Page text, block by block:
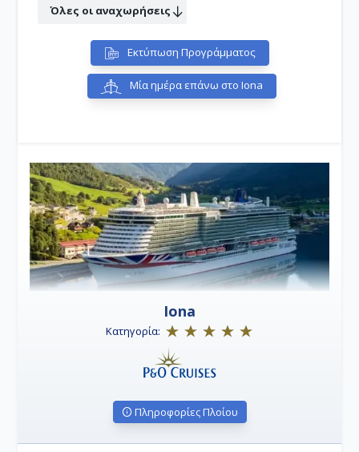
Όλες οι αναχωρήσεις
Εκτύπωση Προγράμματος
Μία ημέρα επάνω στο Iona
Iona
Κατηγορία:
Πληροφορίες Πλοίου